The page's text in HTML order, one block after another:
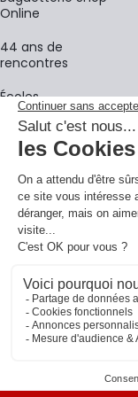
Online
44 ans de
rencontres
Écoles
La newsletter
Adresse e-mail
En vous inscrivant à
confidentialité.
Retrouvons-